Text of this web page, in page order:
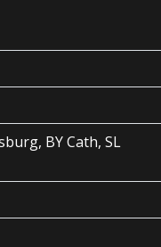
BY Cath, SL